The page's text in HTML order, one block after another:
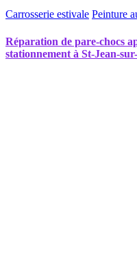
Carrosserie estivale Peinture
Réparation de pare-chocs
stationnement à St-Jean-